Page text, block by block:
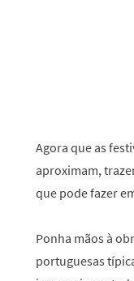
Agora que as
aproximam,
que pode fazer
Ponha mãos à
portuguesas